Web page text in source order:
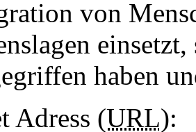
von
haben
Adress (URL):